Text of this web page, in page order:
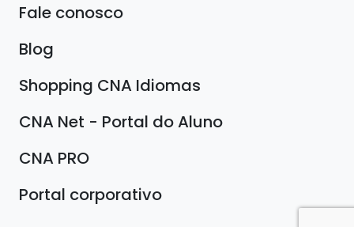
Fale conosco
Blog
Shopping CNA Idiomas
CNA Net - Portal do Aluno
CNA PRO
Portal corporativo